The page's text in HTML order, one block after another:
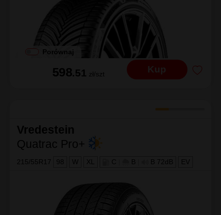
Porównaj
598.51 zł/szt Kup
Vredestein
Quatrac Pro+
215/55R17 98 W XL C B B 72dB EV